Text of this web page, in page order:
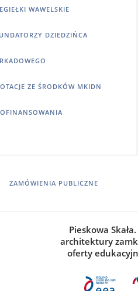
WAWELSKIE
DZIEDZIŃCA
ZE ŚRODKÓW MKIDN
ZAMÓWIENIA PUBLICZNE
Pieskowa
architektury
oferty